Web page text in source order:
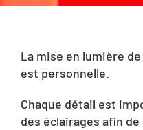
La mise en lumière
est personnelle.
Chaque détail est
des éclairages afin